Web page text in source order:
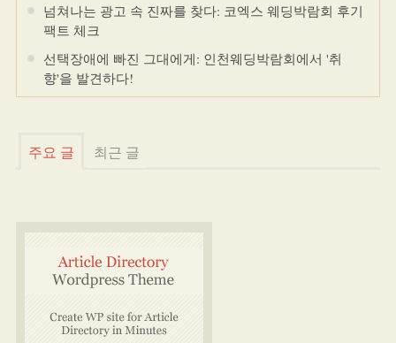
넘쳐나는 광고 속 진짜를 찾다: 코엑스 웨딩박람회 후기
팩트 체크
선택장애에 빠진 그대에게: 인천웨딩박람회에서 '취
향'을 발견하다!
주요 글 최근 글